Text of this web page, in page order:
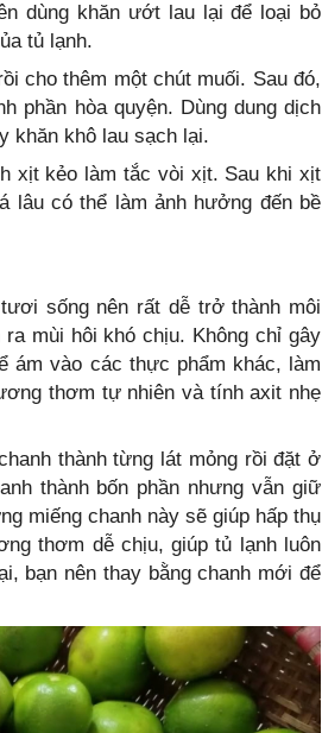
dùng khăn ướt lau lại để loại bỏ
tủ lạnh.
cho thêm một chút muối. Sau đó,
phần hòa quyện. Dùng dung dịch
khăn khô lau sạch lại.
xịt kẻo làm tắc vòi xịt. Sau khi xịt
lâu có thể làm ảnh hưởng đến bề
sống nên rất dễ trở thành môi
mùi hôi khó chịu. Không chỉ gây
ám vào các thực phẩm khác, làm
thơm tự nhiên và tính axit nhẹ
thành từng lát mỏng rồi đặt ở
thành bốn phần nhưng vẫn giữ
miếng chanh này sẽ giúp hấp thụ
thơm dễ chịu, giúp tủ lạnh luôn
bạn nên thay bằng chanh mới để